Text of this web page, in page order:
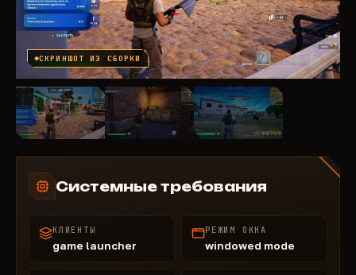
СКРИНШОТ ИЗ СБОРКИ
Системные требования
КЛИЕНТЫ
game launcher
РЕЖИМ ОКНА
windowed mode